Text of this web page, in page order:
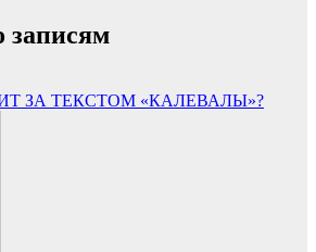
записям
ЗА ТЕКСТОМ «КАЛЕВАЛЫ»?